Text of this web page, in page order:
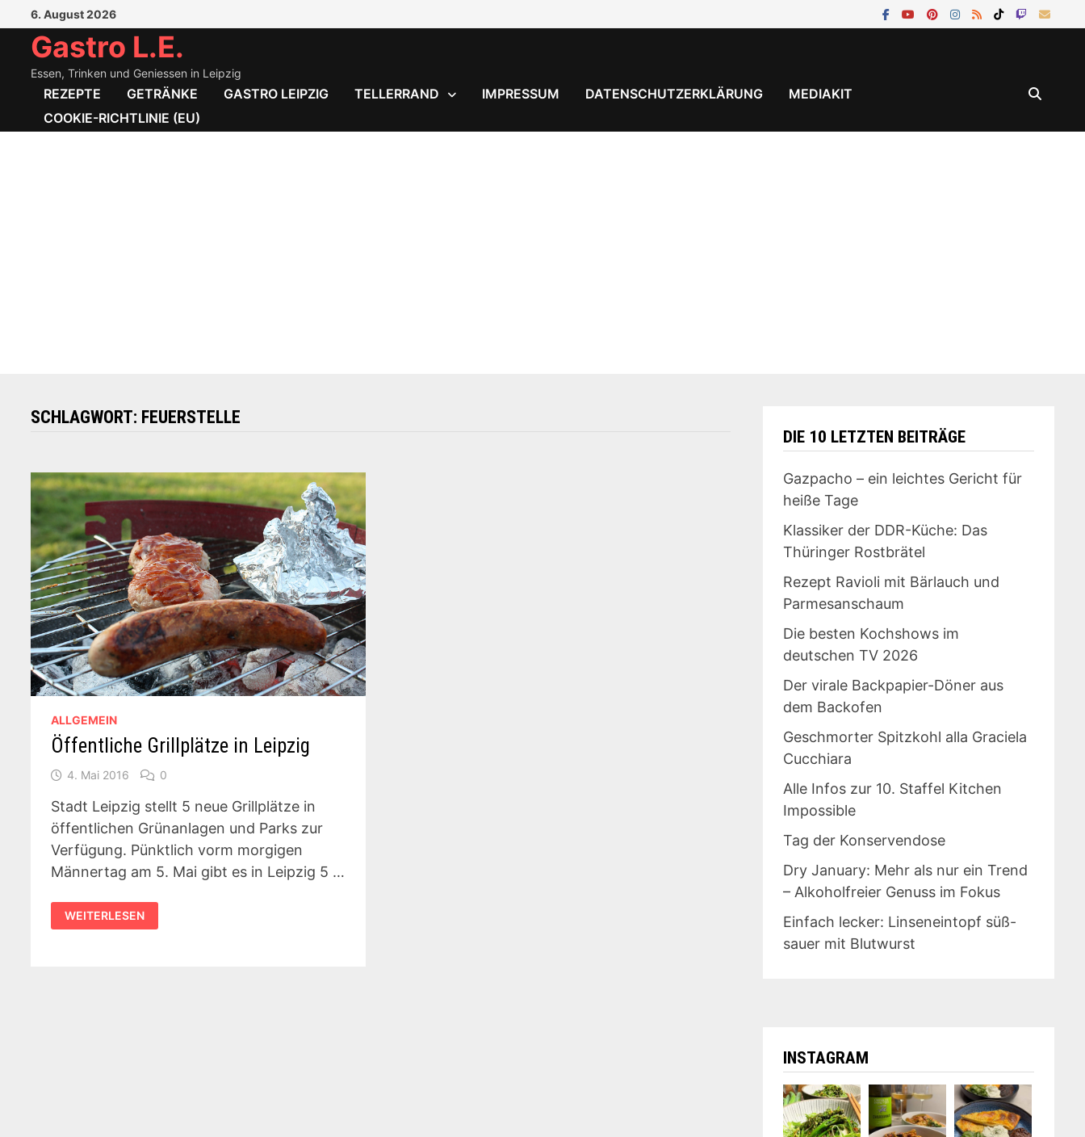
Inhalt
springen
6. August 2026
Gastro L.E.
Essen, Trinken und Geniessen in Leipzig
REZEPTE GETRÄNKE GASTRO LEIPZIG TELLERRAND IMPRESSUM DATENSCHUTZERKLÄRUNG
MEDIAKIT
COOKIE-RICHTLINIE (EU)
SCHLAGWORT: FEUERSTELLE
ALLGEMEIN
Öffentliche Grillplätze in Leipzig
4. Mai 2016 0
Stadt Leipzig stellt 5 neue Grillplätze in
öffentlichen Grünanlagen und Parks zur
Verfügung. Pünktlich vorm morgigen
Männertag am 5. Mai gibt es in Leipzig 5 …
ÖFFENTLICHE
GRILLPLÄTZE
IN
WEITERLESEN
DIE 10 LETZTEN BEITRÄGE
Gazpacho – ein leichtes Gericht für
heiße Tage
Klassiker der DDR-Küche: Das
Thüringer Rostbrätel
Rezept Ravioli mit Bärlauch und
Parmesanschaum
Die besten Kochshows im
deutschen TV 2026
Der virale Backpapier-Döner aus
dem Backofen
Geschmorter Spitzkohl alla Graciela
Cucchiara
Alle Infos zur 10. Staffel Kitchen
Impossible
Tag der Konservendose
Dry January: Mehr als nur ein Trend
– Alkoholfreier Genuss im Fokus
Einfach lecker: Linseneintopf süß-
sauer mit Blutwurst
INSTAGRAM